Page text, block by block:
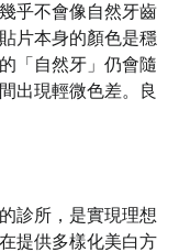
乎不會像自然牙齒
片本身的顏色是穩
「自然牙」仍會隨
出現輕微色差。良
診所，是實現理想
提供多樣化美白方